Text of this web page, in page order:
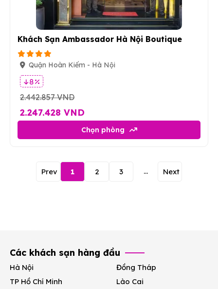
Khách Sạn Ambassador Hà Nội Boutique
Quận Hoàn Kiếm - Hà Nội
8 %
2.442.857 VND
2.247.428 VND
Chọn phòng
Prev 1 2 3 ... Next
Các khách sạn hàng đầu
Hà Nội
TP Hồ Chí Minh
Đồng Tháp
Lào Cai